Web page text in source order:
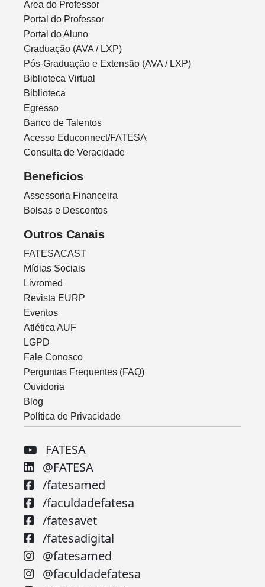
Área do Professor
Portal do Professor
Portal do Aluno
Graduação (AVA / LXP)
Pós-Graduação e Extensão (AVA / LXP)
Biblioteca Virtual
Biblioteca
Egresso
Banco de Talentos
Acesso Educonnect/FATESA
Consulta de Veracidade
Beneficios
Assessoria Financeira
Bolsas e Descontos
Outros Canais
FATESACAST
Mídias Sociais
Livromed
Revista EURP
Eventos
Atlética AUF
LGPD
Fale Conosco
Perguntas Frequentes (FAQ)
Ouvidoria
Blog
Política de Privacidade
FATESA
@FATESA
/fatesamed
/faculdadefatesa
/fatesavet
/fatesadigital
@fatesamed
@faculdadefatesa